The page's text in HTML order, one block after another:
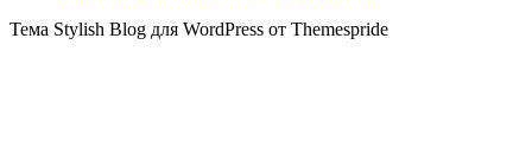
Тема Stylish Blog для WordPress от Themespride